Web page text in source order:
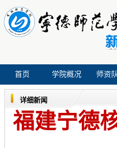
首页 学院概况 师资
详细新闻
福建宁德